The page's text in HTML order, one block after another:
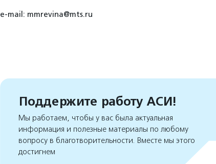
e-mail: mmrevina@mts.ru
Поддержите работу АСИ!
Мы работаем, чтобы у вас была актуальная
информация и полезные материалы по любому
вопросу в благотворительности. Вместе мы этого
достигнем